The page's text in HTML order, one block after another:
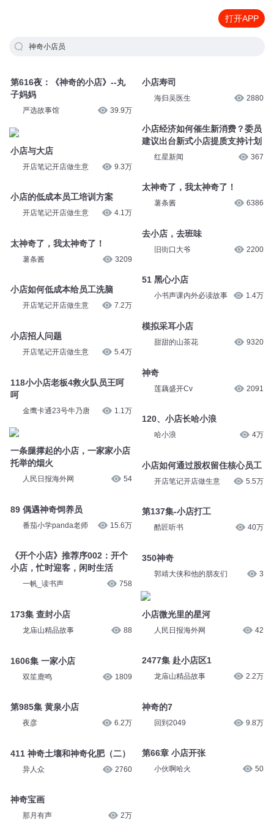
打开APP
神奇小店员
第616夜：《神奇的小店》--丸
子妈妈
严选故事馆 39.9万
小店与大店
开店笔记开店做生意 9.3万
小店的低成本员工培训方案
开店笔记开店做生意 4.1万
太神奇了，我太神奇了！
薯条酱 3209
小店如何低成本给员工洗脑
开店笔记开店做生意 7.2万
小店招人问题
开店笔记开店做生意 5.4万
118小小店老板4救火队员王呵
呵
金鹰卡通23号牛乃唐 1.1万
一条腿撑起的小店，一家家小店
托举的烟火
人民日报海外网 54
89 偶遇神奇饲养员
番茄小学panda老师 15.6万
《开个小店》推荐序002：开个
小店，忙时迎客，闲时生活
一帆_读书声 758
173集 查封小店
龙庙山精品故事 88
1606集 一家小店
双笙鹿鸣 1809
第985集 黄泉小店
夜彦 6.2万
411 神奇土壤和神奇化肥（二）
异人众 2760
神奇宝画
那月有声 2万
小店寿司
海归吴医生 2880
小店经济如何催生新消费？委员
建议出台新式小店提质支持计划
红星新闻 367
太神奇了，我太神奇了！
薯条酱 6386
去小店，去班味
旧街口大爷 2200
51 黑心小店
小书声课内外必读故事 1.4万
模拟采耳小店
甜甜的山茶花 9320
神奇
莲藕盛开Cv 2091
120、小店长哈小浪
哈小浪 4万
小店如何通过股权留住核心员工
开店笔记开店做生意 5.5万
第137集-小店打工
酷匠听书 40万
350神奇
郭靖大侠和他的朋友们 3
小店微光里的星河
人民日报海外网 42
2477集 赴小店区1
龙庙山精品故事 2.2万
神奇的7
回到2049 9.8万
第66章 小店开张
小伙啊哈火 50